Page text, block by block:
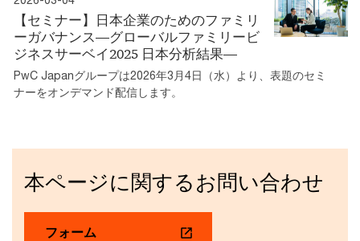
【セミナー】日本企業のためのファミリ
ーガバナンス―グローバルファミリービ
ジネスサーベイ2025 日本分析結果―
PwC Japanグループは2026年3月4日（水）より、表題のセミ
ナーをオンデマンド配信します。
本ページに関するお問い合わせ
フォーム